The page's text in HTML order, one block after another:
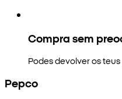
Compra sem
Podes devolver os
Pepco